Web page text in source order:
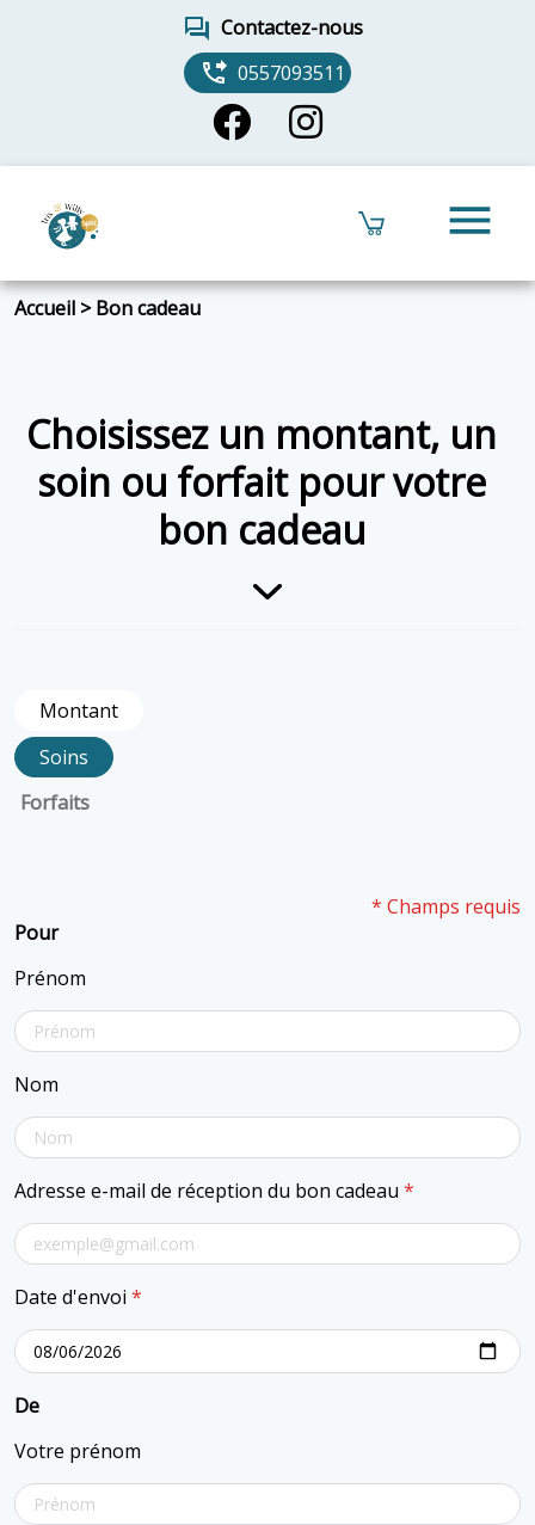
forum Contactez-nous
phone_forwarded 0557093511
menu
Accueil >Bon cadeau
Choisissez un montant, un
soin ou forfait pour votre
bon cadeau
Montant
Soins
Forfaits
* Champs requis
Pour
Prénom
Nom
Adresse e-mail de réception du bon cadeau *
Date d'envoi *
De
Votre prénom